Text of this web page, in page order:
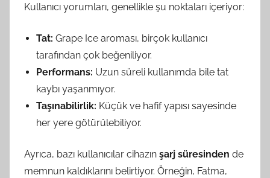
Kullanıcı yorumları, genellikle şu noktaları içeriyor:
Tat: Grape Ice aroması, birçok kullanıcı
tarafından çok beğeniliyor.
Performans: Uzun süreli kullanımda bile tat
kaybı yaşanmıyor.
Taşınabilirlik: Küçük ve hafif yapısı sayesinde
her yere götürülebiliyor.
Ayrıca, bazı kullanıcılar cihazın şarj süresinden de
memnun kaldıklarını belirtiyor. Örneğin, Fatma,